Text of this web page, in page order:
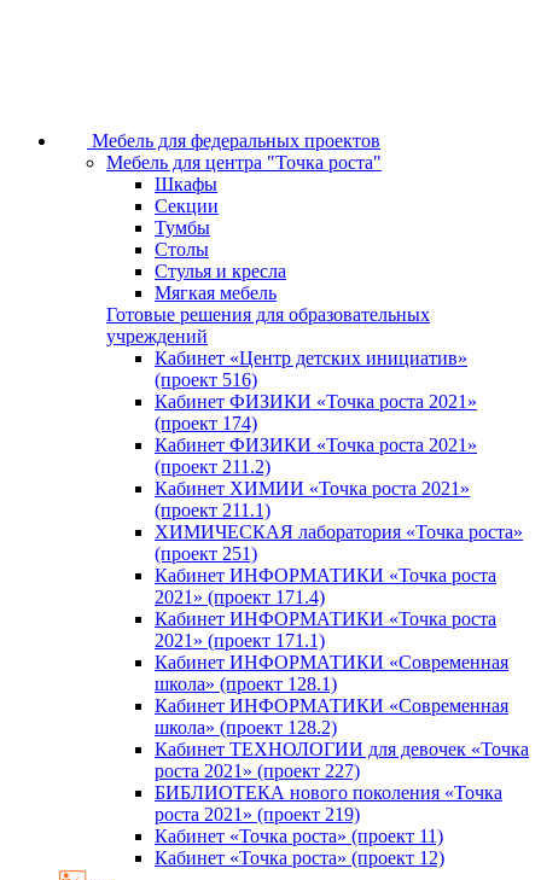
Мебель для федеральных проектов
Мебель для центра "Точка роста"
Шкафы
Секции
Тумбы
Столы
Стулья и кресла
Мягкая мебель
Готовые решения для образовательных
учреждений
Кабинет «Центр детских инициатив»
(проект 516)
Кабинет ФИЗИКИ «Точка роста 2021»
(проект 174)
Кабинет ФИЗИКИ «Точка роста 2021»
(проект 211.2)
Кабинет ХИМИИ «Точка роста 2021»
(проект 211.1)
ХИМИЧЕСКАЯ лаборатория «Точка роста»
(проект 251)
Кабинет ИНФОРМАТИКИ «Точка роста
2021» (проект 171.4)
Кабинет ИНФОРМАТИКИ «Точка роста
2021» (проект 171.1)
Кабинет ИНФОРМАТИКИ «Современная
школа» (проект 128.1)
Кабинет ИНФОРМАТИКИ «Современная
школа» (проект 128.2)
Кабинет ТЕХНОЛОГИИ для девочек «Точка
роста 2021» (проект 227)
БИБЛИОТЕКА нового поколения «Точка
роста 2021» (проект 219)
Кабинет «Точка роста» (проект 11)
Кабинет «Точка роста» (проект 12)